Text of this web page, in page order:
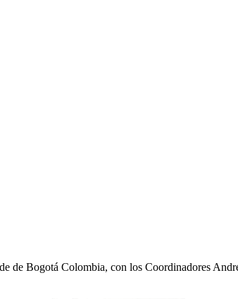
de Bogotá Colombia, con los Coordinadores